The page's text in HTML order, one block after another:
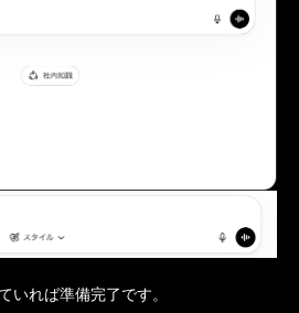
いれば準備完了です。